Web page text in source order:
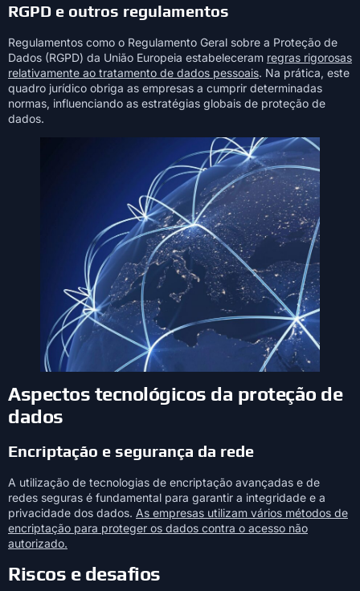
RGPD e outros regulamentos
Regulamentos como o Regulamento Geral sobre a Proteção de
Dados (RGPD) da União Europeia estabeleceram regras rigorosas
relativamente ao tratamento de dados pessoais. Na prática, este
quadro jurídico obriga as empresas a cumprir determinadas
normas, influenciando as estratégias globais de proteção de
dados.
Aspectos tecnológicos da proteção de
dados
Encriptação e segurança da rede
A utilização de tecnologias de encriptação avançadas e de
redes seguras é fundamental para garantir a integridade e a
privacidade dos dados. As empresas utilizam vários métodos de
encriptação para proteger os dados contra o acesso não
autorizado.
Riscos e desafios